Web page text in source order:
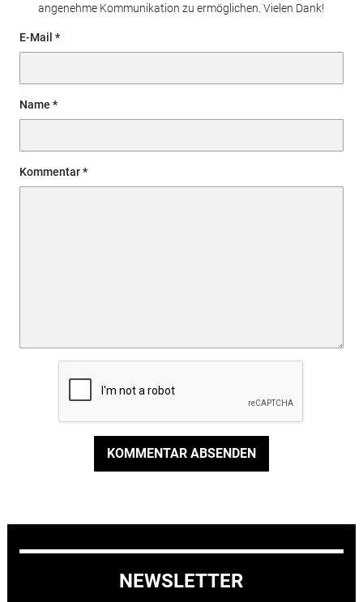
angenehme Kommunikation zu ermöglichen. Vielen Dank!
E-Mail
Name
Kommentar
KOMMENTAR ABSENDEN
NEWSLETTER